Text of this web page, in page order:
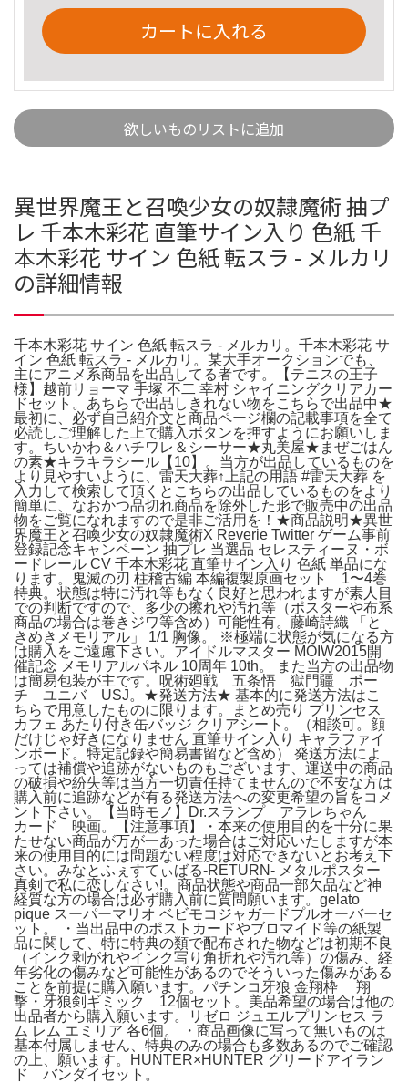
カートに入れる
欲しいものリストに追加
異世界魔王と召喚少女の奴隷魔術 抽プ
レ 千本木彩花 直筆サイン入り 色紙 千
本木彩花 サイン 色紙 転スラ - メルカリ
の詳細情報
千本木彩花 サイン 色紙 転スラ - メルカリ。千本木彩花 サ
イン 色紙 転スラ - メルカリ。某大手オークションでも、
主にアニメ系商品を出品してる者です。【テニスの王子
様】越前リョーマ 手塚 不二 幸村 シャイニングクリアカー
ドセット。あちらで出品しきれない物をこちらで出品中★
最初に、必ず自己紹介文と商品ページ欄の記載事項を全て
必読しご理解した上で購入ボタンを押すようにお願いしま
す。ちいかわ＆ハチワレ＆シーサー★丸美屋★まぜごはん
の素★キラキラシール【10】。当方が出品しているものを
より見やすいように、雷天大葬↑上記の用語 #雷天大葬 を
入力して検索して頂くとこちらの出品しているものをより
簡単に、なおかつ品切れ商品を除外した形で販売中の出品
物をご覧になれますので是非ご活用を！★商品説明★異世
界魔王と召喚少女の奴隷魔術X Reverie Twitter ゲーム事前
登録記念キャンペーン 抽プレ 当選品 セレスティーヌ・ボ
ードレール CV 千本木彩花 直筆サイン入り 色紙 単品にな
ります。鬼滅の刃 柱稽古編 本編複製原画セット 1〜4巻
特典。状態は特に汚れ等もなく良好と思われますが素人目
での判断ですので、多少の擦れや汚れ等（ポスターや布系
商品の場合は巻きジワ等含め）可能性有。藤崎詩織 「と
きめきメモリアル」 1/1 胸像。 ※極端に状態が気になる方
は購入をご遠慮下さい。アイドルマスター MOIW2015開
催記念 メモリアルパネル 10周年 10th。 また当方の出品物
は簡易包装が主です。呪術廻戦 五条悟 獄門疆 ポー
チ ユニバ USJ。★発送方法★ 基本的に発送方法はこ
ちらで用意したものに限ります。まとめ売り プリンセス
カフェ あたり付き缶バッジ クリアシート。（相談可。顔
だけじゃ好きになりません 直筆サイン入り キャラファイ
ンボード。特定記録や簡易書留など含め） 発送方法によ
っては補償や追跡がないものもございます、運送中の商品
の破損や紛失等は当方一切責任持てませんので不安な方は
購入前に追跡などが有る発送方法への変更希望の旨をコメ
ント下さい。【当時モノ】Dr.スランプ アラレちゃん
カード 映画。【注意事項】・本来の使用目的を十分に果
たせない商品が万が一あった場合はご対応いたしますが本
来の使用目的には問題ない程度は対応できないとお考え下
さい。みなとふぇすてぃばる-RETURN- メタルポスター
真剣で私に恋しなさい!。商品状態や商品一部欠品など神
経質な方の場合は必ず購入前に質問願います。gelato
pique スーパーマリオ ベビモコジャガードプルオーバーセ
ット。 ・当出品中のポストカードやブロマイド等の紙製
品に関して、特に特典の類で配布された物などは初期不良
（インク剥がれやインク写り角折れや汚れ等）の傷み、経
年劣化の傷みなど可能性があるのでそういった傷みがある
ことを前提に購入願います。パチンコ牙狼 金翔枠 翔
撃・牙狼剣ギミック 12個セット。美品希望の場合は他の
出品者から購入願います。リゼロ ジュエルプリンセス ラ
ム レム エミリア 各6個。 ・商品画像に写って無いものは
基本付属しません、特典のみの場合も多数あるのでご確認
の上、願います。HUNTER×HUNTER グリードアイラン
ド バンダイセット。